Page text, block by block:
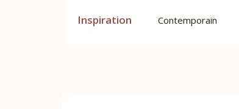
Inspiration Contemporain